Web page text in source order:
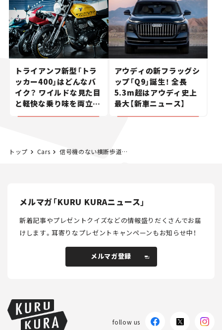
トライアンフ新型「トラ
ッカー400」はどんなバ
イク？ ワイルドな見た目
と軽快な乗り味を両立し
た400ccフラットトラッ
アウディの新フラッグシ
ップ「Q9」誕生！ 全長
5.3m超はアウディ史上
最大【新車ニュース】
トップ Cars 信号機のない横断歩道での一時停止、7割の車が無視！ JAFが2021年度版の調査結果を発表
メルマガ「KURU KURAニュース」
新着記事やプレゼントクイズなどの情報盛りだくさんでお届
けします。耳寄りなプレゼントキャンペーンもお知らせ中！
メルマガ登録
follow us